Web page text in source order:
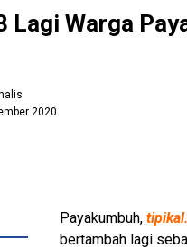
Lagi Warga
2020
Payakumbuh,
bertambah lagi